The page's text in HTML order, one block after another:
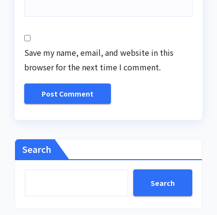
Save my name, email, and website in this
browser for the next time I comment.
Search
Search